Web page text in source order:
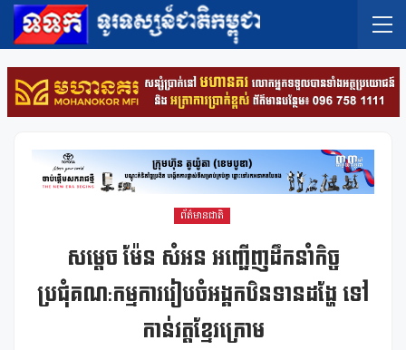
ព័ត៌មានជាតិ
សម្តេច ម៉ែន សំអន អញ្ជើញដឹកនាំកិច្ច
ប្រជុំគណ:កម្មការរៀបចំអង្គកឋិនទានដង្ហែ ទៅ
កាន់វត្តខ្មែរក្រោម